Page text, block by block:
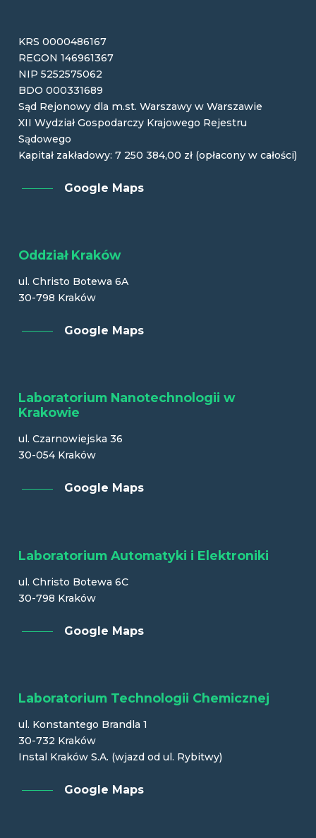
KRS 0000486167
REGON 146961367
NIP 5252575062
BDO 000331689
Sąd Rejonowy dla m.st. Warszawy w Warszawie
XII Wydział Gospodarczy Krajowego Rejestru
Sądowego
Kapitał zakładowy: 7 250 384,00 zł (opłacony w całości)
Google Maps
Oddział Kraków
ul. Christo Botewa 6A
30-798 Kraków
Google Maps
Laboratorium Nanotechnologii w
Krakowie
ul. Czarnowiejska 36
30-054 Kraków
Google Maps
Laboratorium Automatyki i Elektroniki
ul. Christo Botewa 6C
30-798 Kraków
Google Maps
Laboratorium Technologii Chemicznej
ul. Konstantego Brandla 1
30-732 Kraków
Instal Kraków S.A. (wjazd od ul. Rybitwy)
Google Maps